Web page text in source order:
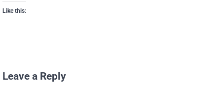
Like this:
Leave a Reply